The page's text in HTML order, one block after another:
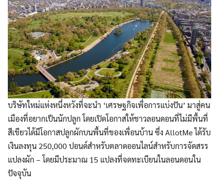
บริษัทใหม่แห่งหนึ่งหวังที่จะนำ ‘เศรษฐกิจเพื่อการแบ่งปัน’ มาสู่คน
เมืองที่อยากเป็นนักปลูก โดยเปิดโอกาสให้ชาวลอนดอนที่ไม่มีพื้นที่
สีเขียวได้มีโอกาสปลูกผักบนพื้นที่ของเพื่อนบ้าน ซึ่ง AllotMe ได้รับ
เงินลงทุน 250,000 ปอนด์สำหรับตลาดออนไลน์สำหรับการจัดสรร
แปลงผัก – โดยมีประมาณ 15 แปลงที่จดทะเบียนในลอนดอนใน
ปัจจุบัน